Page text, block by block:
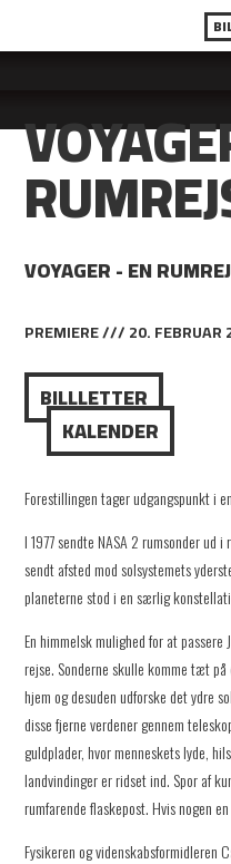
VOYAGER - EN
PREMIERE /// 20. FEBRUAR
BILLLETTER
KALENDER
Forestillingen tager udgangspunkt i
I 1977 sendte NASA 2 rumsonder ud
sendt afsted mod solsystemets
planeterne stod i en særlig
En himmelsk mulighed for at
rejse. Sonderne skulle komme tæt
hjem og desuden udforske det ydre
disse fjerne verdener gennem
guldplader, hvor menneskets lyde,
landvindinger er ridset ind. Spor af
rumfarende flaskepost. Hvis nogen
Fysikeren og videnskabsformidleren